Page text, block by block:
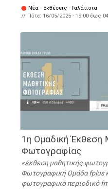
Νέα · Εκθέσεις · Γαλάτιστα
// Πότε: 16/05/2025 - 19:00 έως
1η Ομαδική Έκθεση
Φωτογραφίας
έκθεση μαθητικής
Φωτογραφική Ομάδα fplus
φωτογραφικό περιοδικό